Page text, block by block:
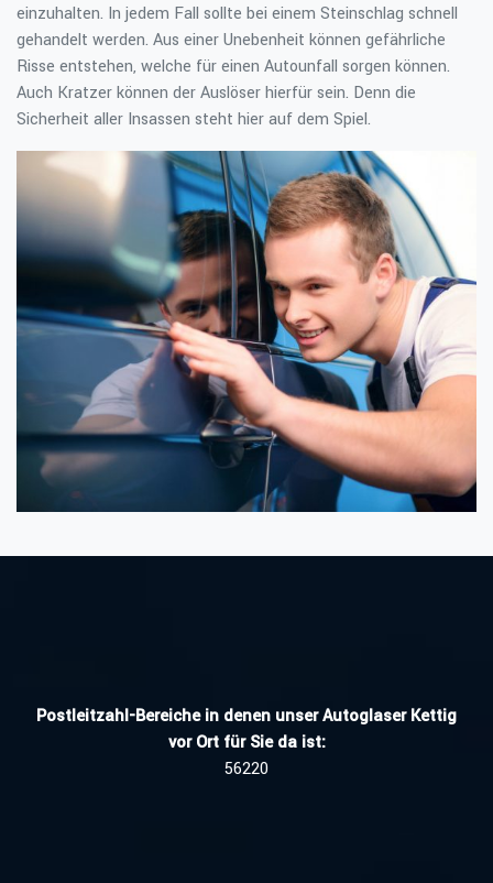
einzuhalten. In jedem Fall sollte bei einem Steinschlag schnell
gehandelt werden. Aus einer Unebenheit können gefährliche
Risse entstehen, welche für einen Autounfall sorgen können.
Auch Kratzer können der Auslöser hierfür sein. Denn die
Sicherheit aller Insassen steht hier auf dem Spiel.
Postleitzahl-Bereiche in denen unser Autoglaser Kettig
vor Ort für Sie da ist:
56220